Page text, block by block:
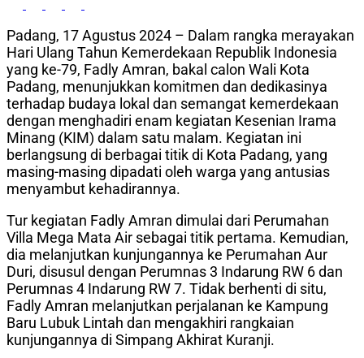
Padang, 17 Agustus 2024 – Dalam rangka merayakan
Hari Ulang Tahun Kemerdekaan Republik Indonesia
yang ke-79, Fadly Amran, bakal calon Wali Kota
Padang, menunjukkan komitmen dan dedikasinya
terhadap budaya lokal dan semangat kemerdekaan
dengan menghadiri enam kegiatan Kesenian Irama
Minang (KIM) dalam satu malam. Kegiatan ini
berlangsung di berbagai titik di Kota Padang, yang
masing-masing dipadati oleh warga yang antusias
menyambut kehadirannya.
Tur kegiatan Fadly Amran dimulai dari Perumahan
Villa Mega Mata Air sebagai titik pertama. Kemudian,
dia melanjutkan kunjungannya ke Perumahan Aur
Duri, disusul dengan Perumnas 3 Indarung RW 6 dan
Perumnas 4 Indarung RW 7. Tidak berhenti di situ,
Fadly Amran melanjutkan perjalanan ke Kampung
Baru Lubuk Lintah dan mengakhiri rangkaian
kunjungannya di Simpang Akhirat Kuranji.